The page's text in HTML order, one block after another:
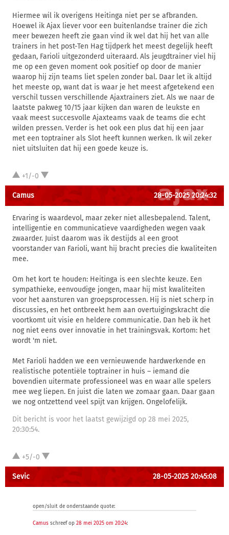
Hiermee wil ik overigens Heitinga niet per se afbranden.
Hoewel ik Ajax liever voor een buitenlandse trainer die zich
meer bewezen heeft zie gaan vind ik wel dat hij het van alle
trainers in het post-Ten Hag tijdperk het meest degelijk heeft
gedaan, Farioli uitgezonderd uiteraard. Als jeugdtrainer viel hij
me op een geven moment ook positief op door de manier
waarop hij zijn teams liet spelen zonder bal. Daar let ik altijd
het meeste op, want dat is waar je het meest afgetekend een
verschil tussen verschillende Ajaxtrainers ziet. Als we naar de
laatste pakweg 10/15 jaar kijken dan waren de leukste en
vaak meest succesvolle Ajaxteams vaak de teams die echt
wilden pressen. Verder is het ook een plus dat hij een jaar
met een toptrainer als Slot heeft kunnen werken. Ik wil zeker
niet uitsluiten dat hij een goede keuze is.
+1/-0
Camus 28-05-2025 20:24:32
Ervaring is waardevol, maar zeker niet allesbepalend. Talent,
intelligentie en communicatieve vaardigheden wegen vaak
zwaarder. Juist daarom was ik destijds al een groot
voorstander van Farioli, want hij bracht precies die kwaliteiten
mee.
Om het kort te houden: Heitinga is een slechte keuze. Een
sympathieke, eenvoudige jongen, maar hij mist kwaliteiten
voor het aansturen van groepsprocessen. Hij is niet scherp in
discussies, en het ontbreekt hem aan overtuigingskracht die
voortkomt uit visie en heldere communicatie. Dan heb ik het
nog niet eens over innovatie in het trainingsvak. Kortom: het
wordt 'm niet.
Met Farioli hadden we een vernieuwende hardwerkende en
realistische potentiële toptrainer in huis – iemand die
bovendien uitermate professioneel was en waar alle spelers
mee weg liepen. En juist die laten we zomaar gaan. Daar gaan
we nog ontzettend veel spijt van krijgen. Ongelofelijk.
Dit bericht is voor het laatst gewijzigd op 28 mei 2025,
20:30:54.
+5/-0
Sevic 28-05-2025 20:45:08
open/sluit de onderstaande quote:
Camus schreef op 28 mei 2025 om 20:24: